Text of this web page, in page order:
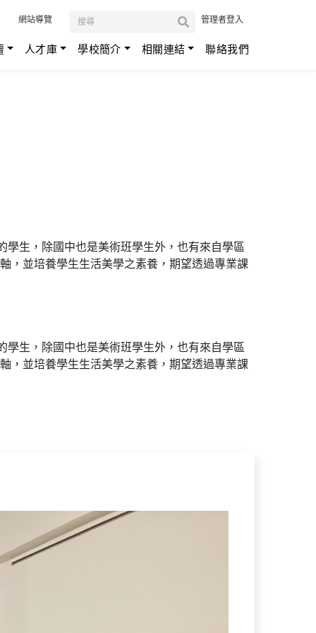
網站導覽 管理者登入
人才庫 學校簡介 相關連結 聯絡我們
生，除國中也是美術班學生外，也有來自學區
，並培養學生生活美學之素養，期望透過專業課
生，除國中也是美術班學生外，也有來自學區
，並培養學生生活美學之素養，期望透過專業課